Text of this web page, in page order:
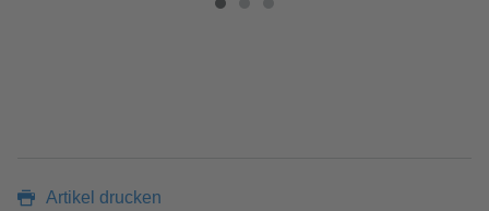
Artikel drucken